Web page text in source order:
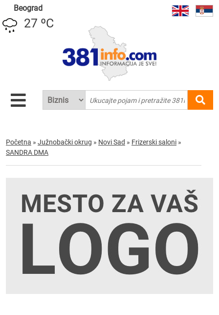
Beograd
27 ºC
Početna » Južnobački okrug » Novi Sad » Frizerski saloni »
SANDRA DMA